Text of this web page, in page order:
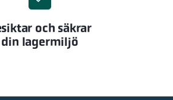
och säkrar
din lagermiljö